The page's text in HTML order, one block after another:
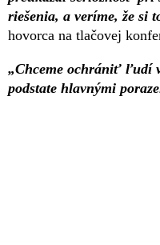
riešenia, a veríme, že si
hovorca na tlačovej
„Chceme ochrániť ľudí
podstate hlavnými